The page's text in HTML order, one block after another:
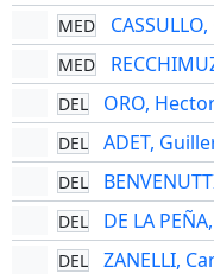
MED
MED
DEL ORO,
DEL ADET,
DEL
DEL DE LA
DEL ZANELLI,